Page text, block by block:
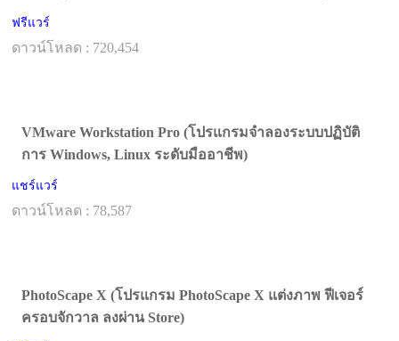
ฟรีแวร์
ดาวน์โหลด : 720,454
VMware Workstation Pro (โปรแกรมจำลองระบบปฏิบัติ
การ Windows, Linux ระดับมืออาชีพ)
แชร์แวร์
ดาวน์โหลด : 78,587
PhotoScape X (โปรแกรม PhotoScape X แต่งภาพ ฟีเจอร์
ครอบจักวาล ลงผ่าน Store)